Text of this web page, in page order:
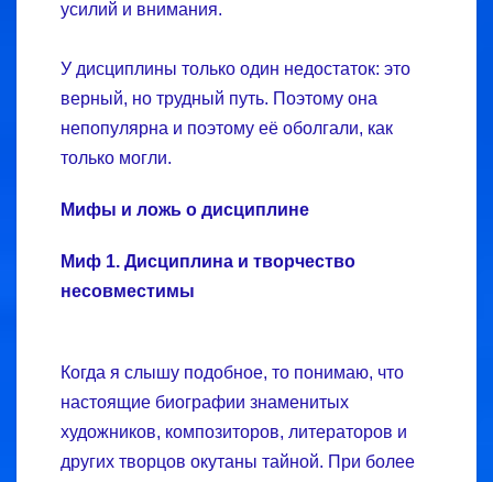
усилий и внимания.
У дисциплины только один недостаток: это
верный, но трудный путь. Поэтому она
непопулярна и поэтому её оболгали, как
только могли.
Мифы и ложь о дисциплине
Миф 1. Дисциплина и творчество
несовместимы
Когда я слышу подобное, то понимаю, что
настоящие биографии знаменитых
художников, композиторов, литераторов и
других творцов окутаны тайной. При более